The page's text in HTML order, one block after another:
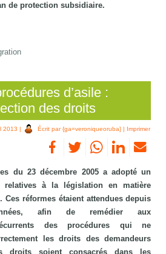
de protection subsidiaire.
d’asile :
des droits
2013 | Écrit par {ga=veroniqueoruba} | Imprimer
du 23 décembre 2005 a adopté un
relatives à la législation en matière
Ces réformes étaient attendues depuis
afin de remédier aux
des procédures qui ne
les droits des demandeurs
droits soient consacrés dans les